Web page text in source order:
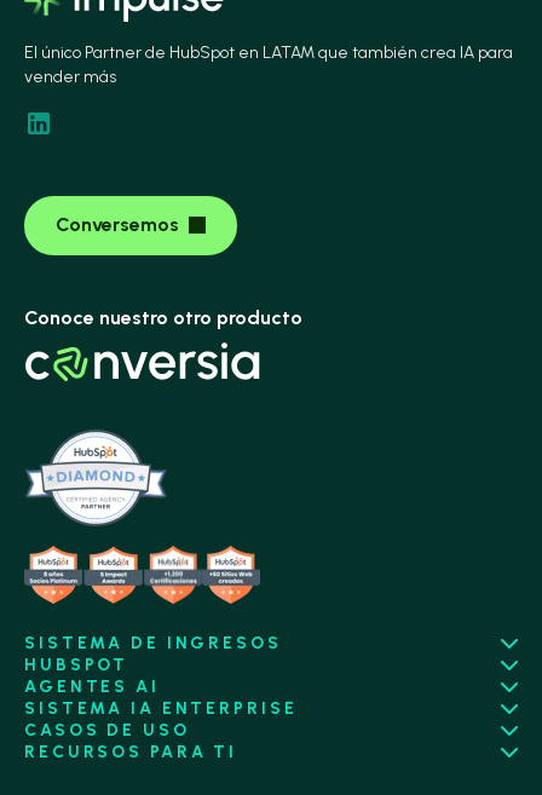
El único Partner de HubSpot en LATAM que también crea IA para
vender más
Conversemos
Conoce nuestro otro producto
SISTEMA DE INGRESOS
HUBSPOT
AGENTES AI
SISTEMA IA ENTERPRISE
CASOS DE USO
RECURSOS PARA TI